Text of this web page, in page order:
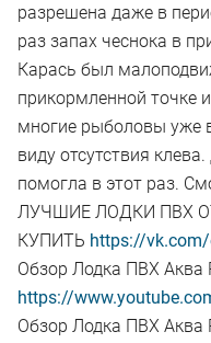
разрешена даже в
раз запах чеснока в
Карась был
прикормленной точке
многие рыболовы уже
виду отсутствия
помогла в этот раз.
ЛУЧШИЕ ЛОДКИ ПВХ
КУПИТЬ https://
Обзор Лодка ПВХ Аква
https://
Обзор Лодка ПВХ Аква